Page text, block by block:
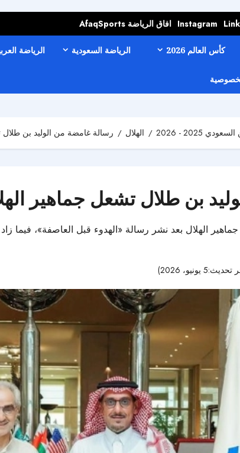
Instagram افاق الرياضة AfaqSports
كأس العالم 2026 الرياضة السعودية الرياضة
2025 - 2026 الهلال رسالة غامضة من الوليد بن طلال
بن طلال تشعل جماهير
جماهير الهلال بعد نشر رسالة «الهدوء قبل العاصفة»،